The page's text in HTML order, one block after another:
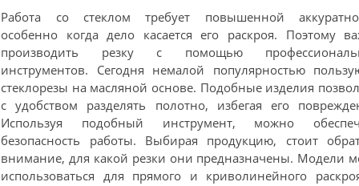
Работа со стеклом требует повышенной
особенно когда дело касается его раскроя. Поэтому
производить резку с помощью
инструментов. Сегодня немалой популярностью
стеклорезы на масляной основе. Подобные изделия
с удобством разделять полотно, избегая его
Используя подобный инструмент, можно
безопасность работы. Выбирая продукцию, стоит
внимание, для какой резки они предназначены. Модели
использоваться для прямого и криволинейного